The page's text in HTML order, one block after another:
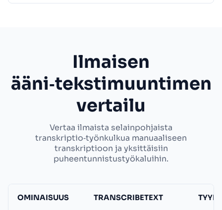
Ilmaisen
ääni‑tekstimuuntimen
vertailu
Vertaa ilmaista selainpohjaista
transkriptio‑työnkulkua manuaaliseen
transkriptioon ja yksittäisiin
puheentunnistustyökaluihin.
OMINAISUUS TRANSCRIBETEXT